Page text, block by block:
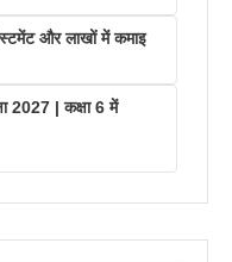
और लाखों में कमाइ
2027 | कक्षा 6 में